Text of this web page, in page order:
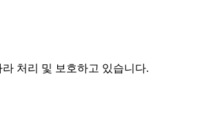
처리 및 보호하고 있습니다.